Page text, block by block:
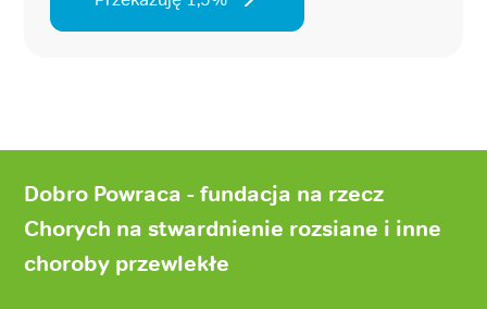
stronyDobro Powraca - fundacja na rzecz
Chorych na stwardnienie rozsiane i inne
choroby przewlekłe